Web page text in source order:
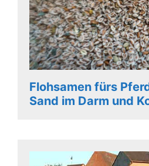
Flohsamen fürs
Sand im Darm und